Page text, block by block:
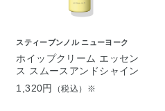
スティーブンノル ニューヨーク
ホイップクリーム エッセン
ス スムースアンドシャイン
1,320円
（税込）※